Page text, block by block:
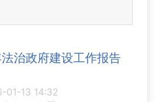
治政府建设工作报告
01-13 14:32